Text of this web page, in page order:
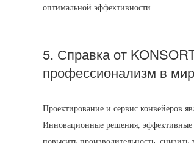
оптимальной эффективности.
5. Справка от
профессионализм в
Проектирование и сервис конвейеров
Инновационные решения, эффективные